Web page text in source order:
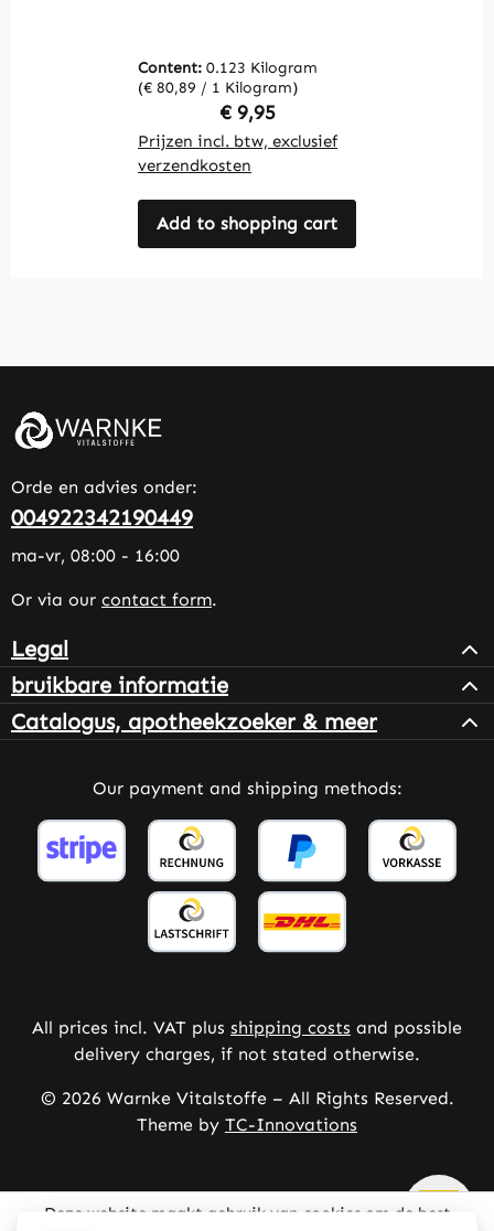
Vitalstoffe
Content: 0.123 Kilogram
(€ 80,89 / 1 Kilogram)
Regular price:
€ 9,95
Prijzen incl. btw, exclusief
verzendkosten
Add to shopping cart
Orde en advies onder:
004922342190449
ma-vr, 08:00 - 16:00
Or via our contact form.
Legal
bruikbare informatie
Catalogus, apotheekzoeker & meer
Our payment and shipping methods:
All prices incl. VAT plus shipping costs and possible
delivery charges, if not stated otherwise.
© 2026 Warnke Vitalstoffe – All Rights Reserved.
Theme by TC-Innovations
Deze website maakt gebruik van cookies om de best